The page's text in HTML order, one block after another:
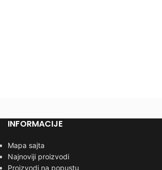
INFORMACIJE
Mapa sajta
Najnoviji proizvodi
Proizvodi na popustu